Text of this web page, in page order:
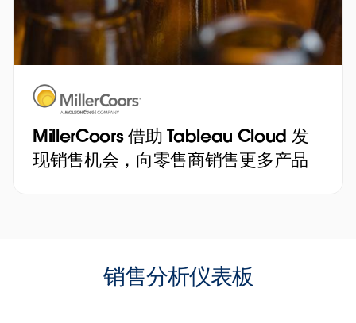
MillerCoors 借助 Tableau Cloud 发
现销售机会，向零售商销售更多产品
销售分析仪表板